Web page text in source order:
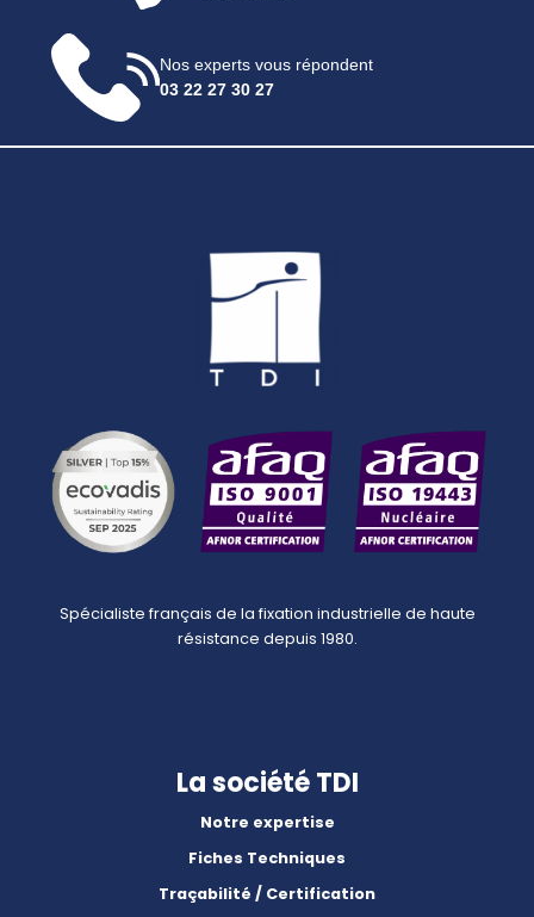
Nos experts vous répondent
03 22 27 30 27
Spécialiste français de la fixation industrielle de haute
résistance depuis 1980.
La société TDI
Notre expertise
Fiches Techniques
Traçabilité / Certification